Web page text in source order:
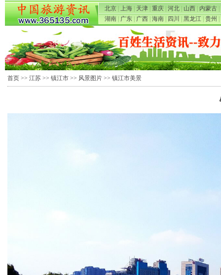
北京 上海 天津 重庆 河北 山西 内蒙古
湖南
广东 广西 海南 四川 黑龙江 贵州
首页 >> 江苏 >> 镇江市 >> 风景图片 >> 镇江市美景